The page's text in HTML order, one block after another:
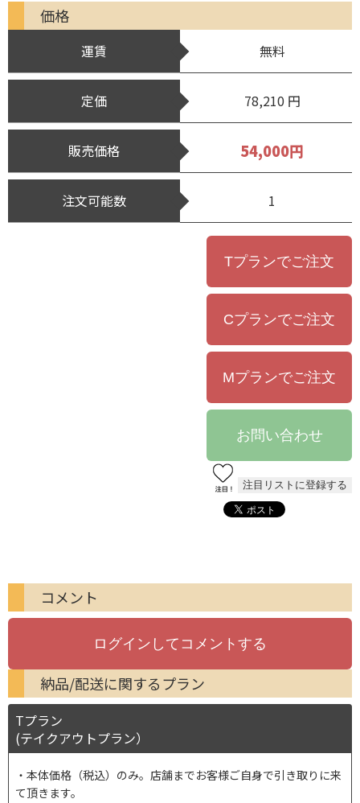
価格
運賃 無料
定価 78,210 円
販売価格 54,000円
注文可能数 1
コメント
納品/配送に関するプラン
Tプラン
(テイクアウトプラン）
本体価格（税込）のみ。店舗までお客様ご自身で引き取りに来
て頂きます。